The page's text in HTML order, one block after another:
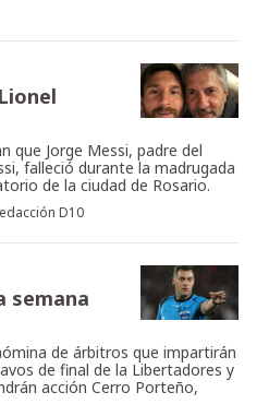
que Jorge Messi, padre del
falleció durante la madrugada
de la ciudad de Rosario.
D10
semana
de árbitros que impartirán
de final de la Libertadores y
acción Cerro Porteño,